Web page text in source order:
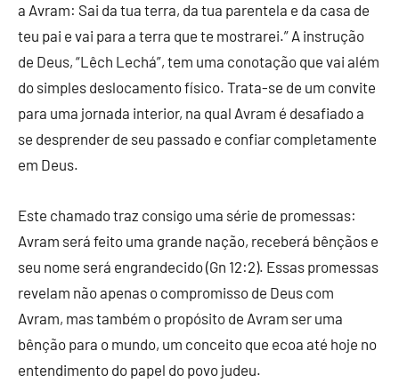
a Avram: Sai da tua terra, da tua parentela e da casa de
teu pai e vai para a terra que te mostrarei.” A instrução
de Deus, “Lêch Lechá”, tem uma conotação que vai além
do simples deslocamento físico. Trata-se de um convite
para uma jornada interior, na qual Avram é desafiado a
se desprender de seu passado e confiar completamente
em Deus.
Este chamado traz consigo uma série de promessas:
Avram será feito uma grande nação, receberá bênçãos e
seu nome será engrandecido (Gn 12:2). Essas promessas
revelam não apenas o compromisso de Deus com
Avram, mas também o propósito de Avram ser uma
bênção para o mundo, um conceito que ecoa até hoje no
entendimento do papel do povo judeu.